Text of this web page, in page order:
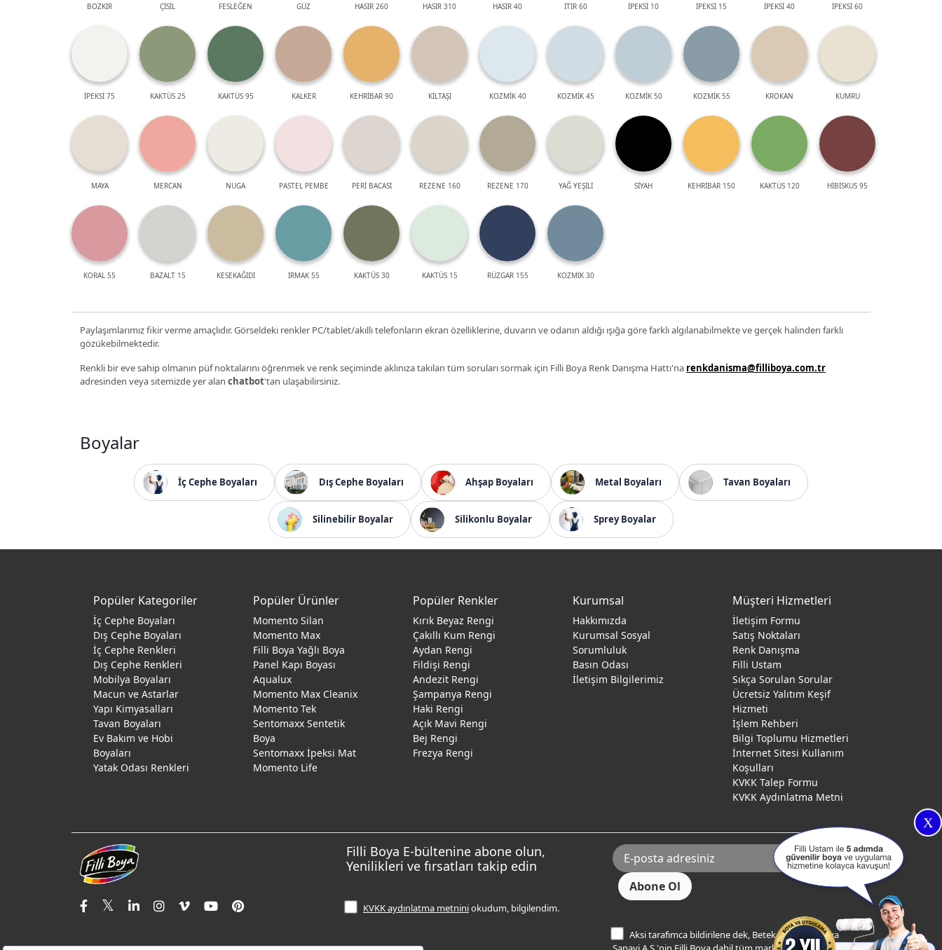
BOZKIR ÇİSİL FESLEĞEN GÜZ HASIR 260 HASIR 310 HASIR 40 ITIR 60 İPEKSİ 10 İPEKSİ 15 İPEKSİ 40 İPEKSİ 60
İPEKSİ 75 KAKTÜS 25 KAKTÜS 95 KALKER KEHRİBAR 90 KİLTAŞI KOZMİK 40 KOZMİK 45 KOZMİK 50 KOZMİK 55 KROKAN KUMRU
MAYA MERCAN NUGA PASTEL PEMBE PERİ BACASI REZENE 160 REZENE 170 YAĞ YEŞİLİ SİYAH KEHRİBAR 150 KAKTÜS 120 HİBİSKUS 95
KORAL 55 BAZALT 15 KESEKAĞIDI IRMAK 55 KAKTÜS 30 KAKTÜS 15 RÜZGAR 155 KOZMİK 30
Paylaşımlarımız fikir verme amaçlıdır. Görseldeki renkler PC/tablet/akıllı telefonların ekran özelliklerine, duvarın ve odanın aldığı ışığa göre farklı algılanabilmekte ve gerçek halinden farklı
gözükebilmektedir.
Renkli bir eve sahip olmanın püf noktalarını öğrenmek ve renk seçiminde aklınıza takılan tüm soruları sormak için Filli Boya Renk Danışma Hattı'na renkdanisma@filliboya.com.tr
adresinden veya sitemizde yer alan chatbot'tan ulaşabilirsiniz.
Boyalar
İç Cephe Boyaları Dış Cephe Boyaları Ahşap Boyaları Metal Boyaları Tavan Boyaları
Silinebilir Boyalar Silikonlu Boyalar Sprey Boyalar
X
Popüler Kategoriler
İç Cephe Boyaları
Dış Cephe Boyaları
İç Cephe Renkleri
Dış Cephe Renkleri
Mobilya Boyaları
Macun ve Astarlar
Yapı Kimyasalları
Tavan Boyaları
Ev Bakım ve Hobi
Boyaları
Yatak Odası Renkleri
Popüler Ürünler
Momento Silan
Momento Max
Filli Boya Yağlı Boya
Panel Kapı Boyası
Aqualux
Momento Max Cleanix
Momento Tek
Sentomaxx Sentetik
Boya
Sentomaxx İpeksi Mat
Momento Life
Popüler Renkler
Kırık Beyaz Rengi
Çakıllı Kum Rengi
Aydan Rengi
Fildişi Rengi
Andezit Rengi
Şampanya Rengi
Haki Rengi
Açık Mavi Rengi
Bej Rengi
Frezya Rengi
Kurumsal
Hakkımızda
Kurumsal Sosyal
Sorumluluk
Basın Odası
İletişim Bilgilerimiz
Müşteri Hizmetleri
İletişim Formu
Satış Noktaları
Renk Danışma
Filli Ustam
Sıkça Sorulan Sorular
Ücretsiz Yalıtım Keşif
Hizmeti
İşlem Rehberi
Bilgi Toplumu Hizmetleri
İnternet Sitesi Kullanım
Koşulları
KVKK Talep Formu
KVKK Aydınlatma Metni
Filli Boya E-bültenine abone olun,
Yenilikleri ve fırsatları takip edin
KVKK aydınlatma metniniokudum, bilgilendim.
Aksi tarafımca bildirilene dek, Betek Boya ve Kimya